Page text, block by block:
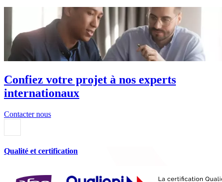
Confiez votre projet à nos experts
internationaux
Contacter nous
Qualité et certification